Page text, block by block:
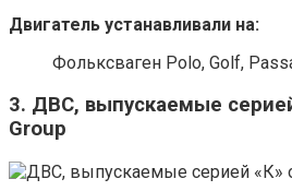
Двигатель устанавливали на:
Фольксваген Polo, Golf,
3. ДВС, выпускаемые
Group